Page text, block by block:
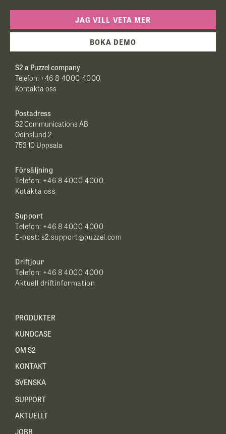
JAG VILL VETA MER
BOKA DEMO
S2 a Puzzel company
Telefon: +46 8 4000 4000
Kontakta oss
Postadress
S2 Communications AB
Odinslund 2
753 10 Uppsala
Försäljning
Telefon: +46 8 4000 4000
Kotakta oss
Support
Telefon: +46 8 4000 4000
E-post: s2.support@puzzel.com
Driftjour
Telefon: +46 8 4000 4000
Aktuell driftinformation
PRODUKTER
KUNDCASE
OM S2
KONTAKT
SVENSKA
SUPPORT
AKTUELLT
JOBB